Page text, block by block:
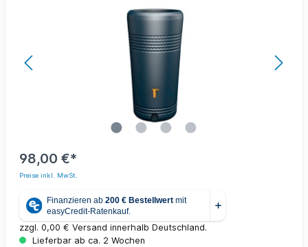
98,00 €*
Preise inkl. MwSt.
zzgl. 0,00 € Versand innerhalb Deutschland.
Lieferbar ab ca. 2 Wochen